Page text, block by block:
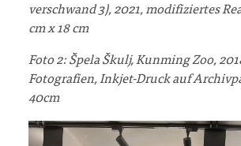
verschwand 3), 2021, modifiziertes
cm x 18 cm
Foto 2: Špela Škulj, Kunming Zoo,
Fotografien, Inkjet-Druck auf
40cm